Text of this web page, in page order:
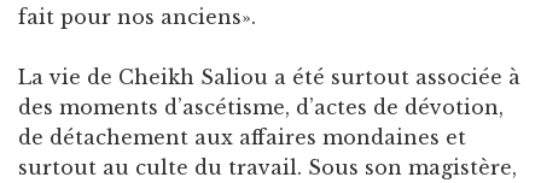
fait pour nos anciens».
La vie de Cheikh Saliou a été surtout associée à
des moments d’ascétisme, d’actes de dévotion,
de détachement aux affaires mondaines et
surtout au culte du travail. Sous son magistère,